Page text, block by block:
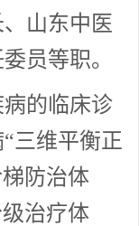
山东中医
员等职。
的临床诊
三维平衡正
防治体
治疗体